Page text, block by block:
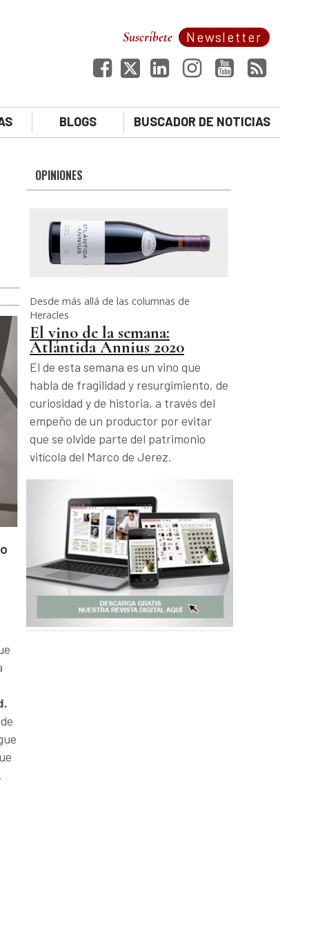
Newsletter
Suscríbete
BLOGS BUSCADOR DE NOTICIAS
OPINIONES
Desde más allá de las columnas de
Heracles
El vino de la semana:
Atlántida Annius 2020
El de esta semana es un vino que
habla de fragilidad y resurgimiento, de
curiosidad y de historia, a través del
empeño de un productor por evitar
que se olvide parte del patrimonio
vitícola del Marco de Jerez.